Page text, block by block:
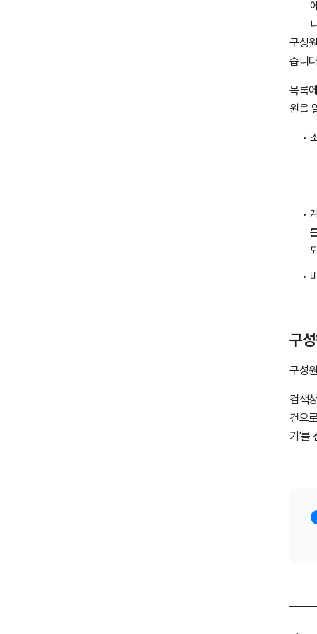
구성
습니
목록
원을
구
구성
검색
건으
기'를